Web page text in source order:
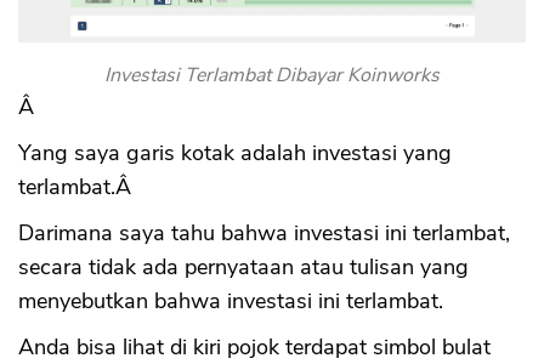
Investasi Terlambat Dibayar Koinworks
Â
Yang saya garis kotak adalah investasi yang
terlambat.Â
Darimana saya tahu bahwa investasi ini terlambat,
secara tidak ada pernyataan atau tulisan yang
menyebutkan bahwa investasi ini terlambat.
Anda bisa lihat di kiri pojok terdapat simbol bulat